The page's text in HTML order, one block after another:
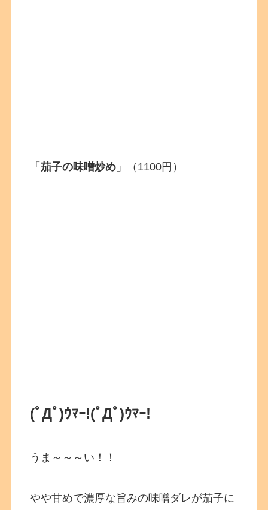
「茄子の味噌炒め 」（1100円）
(ﾟДﾟ)ｳﾏｰ!(ﾟДﾟ)ｳﾏｰ!
うま～～～い！！
やや甘めで濃厚な旨みの味噌ダレが茄子に